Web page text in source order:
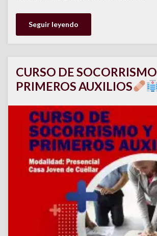
Seguir leyendo
CURSO DE
PRIMEROS AUXILIOS